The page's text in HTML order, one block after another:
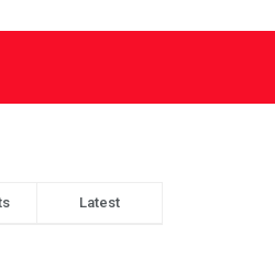
Latest